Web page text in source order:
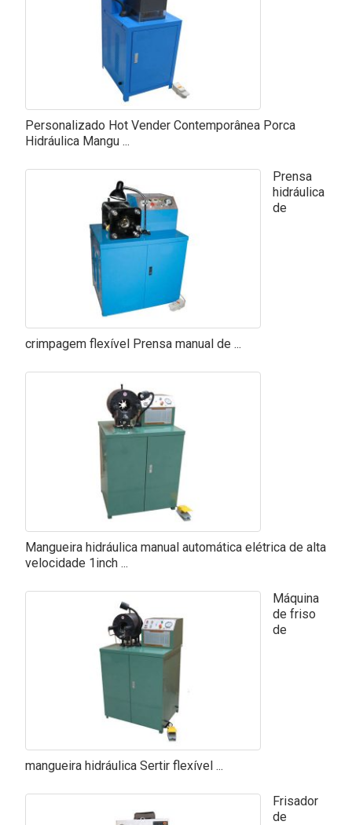
Personalizado Hot Vender Contemporânea Porca
Hidráulica Mangu ...
Prensa
hidráulica
de
crimpagem flexível Prensa manual de ...
Mangueira hidráulica manual automática elétrica de alta
velocidade 1inch ...
Máquina
de friso
de
mangueira hidráulica Sertir flexível ...
Frisador
de